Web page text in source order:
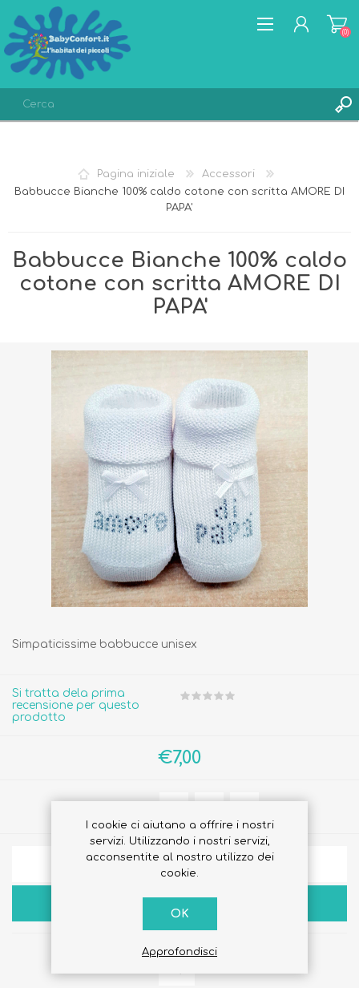
LISTA DEI DESIDERI
(0)
Pagina iniziale
Accessori
Babbucce Bianche 100% caldo cotone con scritta AMORE DI
PAPA'
Babbucce Bianche 100% caldo
cotone con scritta AMORE DI
PAPA'
Simpaticissime babbucce unisex
Si tratta dela prima
recensione per questo
prodotto
€7,00
AGGIUNGI ALLA LISTA DEI DESIDERI
I cookie ci aiutano a offrire i nostri
servizi. Utilizzando i nostri servizi,
acconsentite al nostro utilizzo dei
cookie.
OK
Approfondisci